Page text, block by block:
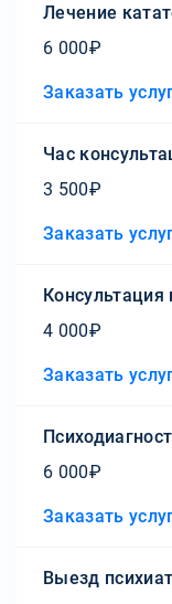
Лечение
6 000₽
Заказать
Час
3 500₽
Заказать
Консультация
4 000₽
Заказать
6 000₽
Заказать
Выезд